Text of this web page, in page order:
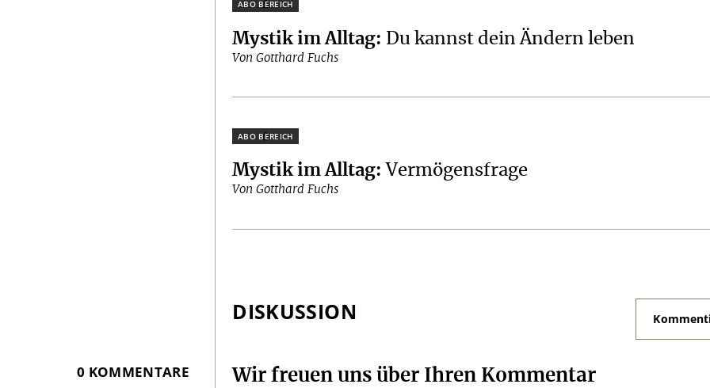
Plus
Mystik im Alltag: Du kannst dein Ändern leben
Von Gotthard Fuchs
Plus
Mystik im Alltag: Vermögensfrage
Von Gotthard Fuchs
DISKUSSION
0 KOMMENTARE Wir freuen uns über Ihren Kommentar